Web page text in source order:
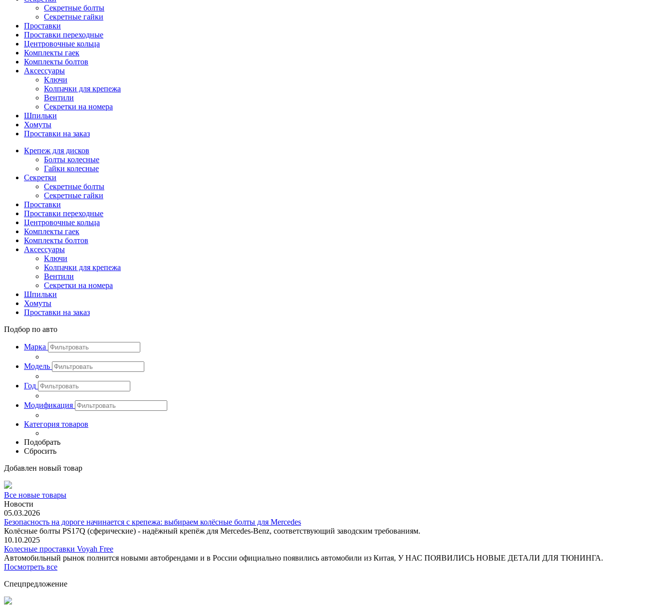
Секретные болты
Секретные гайки
Проставки
Проставки переходные
Центровочные кольца
Комплекты гаек
Комплекты болтов
Аксессуары
Ключи
Колпачки для крепежа
Вентили
Секретки на номера
Шпильки
Хомуты
Проставки на заказ
Крепеж для дисков
Болты колесные
Гайки колесные
Секретки
Секретные болты
Секретные гайки
Проставки
Проставки переходные
Центровочные кольца
Комплекты гаек
Комплекты болтов
Аксессуары
Ключи
Колпачки для крепежа
Вентили
Секретки на номера
Шпильки
Хомуты
Проставки на заказ
Подбор по авто
Марка
Модель
Год
Модификация
Категория товаров
Подобрать
Сбросить
Добавлен новый товар
Все новые товары
Новости
05.03.2026
Безопасность на дороге начинается с крепежа: выбираем колёсные болты для Mercedes
Колёсные болты PS17Q (сферические) - надёжный крепёж для Mercedes‑Benz, соответствующий заводским требованиям.
10.10.2025
Колесные проставки Voyah Free
Автомобильный рынок полнится новыми автобрендами и в России официально появились автомобили из Китая, У НАС ПОЯВИЛИСЬ НОВЫЕ ДЕТАЛИ ДЛЯ ТЮНИНГА.
Посмотреть все
Спецпредложение